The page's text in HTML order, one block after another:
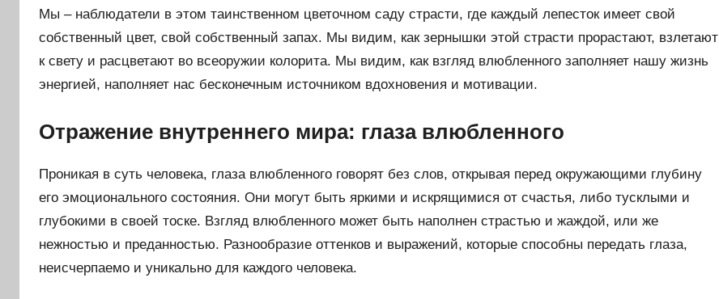
Мы – наблюдатели в этом таинственном цветочном саду страсти, где каждый лепесток имеет свой
собственный цвет, свой собственный запах. Мы видим, как зернышки этой страсти прорастают, взлетают
к свету и расцветают во всеоружии колорита. Мы видим, как взгляд влюбленного заполняет нашу жизнь
энергией, наполняет нас бесконечным источником вдохновения и мотивации.
Отражение внутреннего мира: глаза влюбленного
Проникая в суть человека, глаза влюбленного говорят без слов, открывая перед окружающими глубину
его эмоционального состояния. Они могут быть яркими и искрящимися от счастья, либо тусклыми и
глубокими в своей тоске. Взгляд влюбленного может быть наполнен страстью и жаждой, или же
нежностью и преданностью. Разнообразие оттенков и выражений, которые способны передать глаза,
неисчерпаемо и уникально для каждого человека.